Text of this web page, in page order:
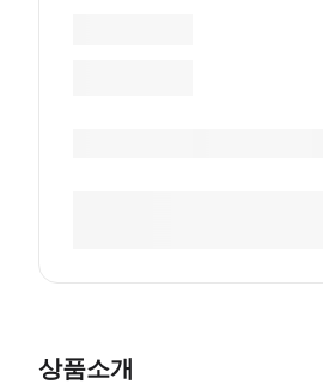
상품소개